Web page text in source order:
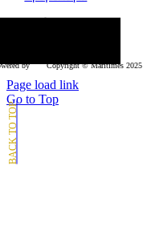
by Copyright © Μaritimes 2025
Page load link
Go to Top